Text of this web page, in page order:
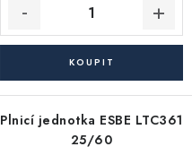
Plnicí jednotka ESBE LTC361
25/60